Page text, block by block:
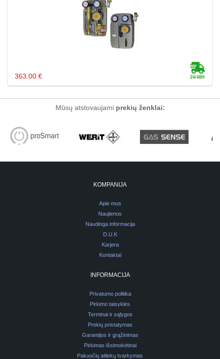
363.00 €
Mūsų atstovaujami prekių ženklai:
KOMPANIJA
Apie mus
Naujienos
Naudinga informacija
D.U.K
Karjera
Kontaktai
INFORMACIJA
Privatumo politika
Pirkimo taisyklės
Terminai ir sąlygos
Prekių pristatymas
Garantijos ir grąžinimas
Pirkimas išsimokėtinai
Pakuočių atliekų tvarkymas